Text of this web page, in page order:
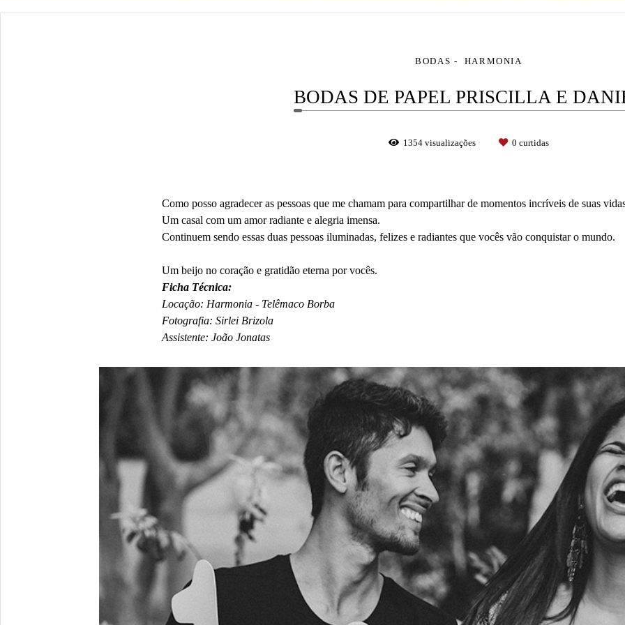
BODAS HARMONIA
BODAS DE PAPEL PRISCILLA E
1354 visualizações 0 curtidas
Como posso agradecer as pessoas que me chamam para compartilhar de momentos incríveis de suas
Um casal com um amor radiante e alegria imensa.
Continuem sendo essas duas pessoas iluminadas, felizes e radiantes que vocês vão conquistar o mundo.
Um beijo no coração e gratidão eterna por vocês.
Ficha Técnica:
Locação: Harmonia - Telêmaco Borba
Fotografia: Sirlei Brizola
Assistente: João Jonatas